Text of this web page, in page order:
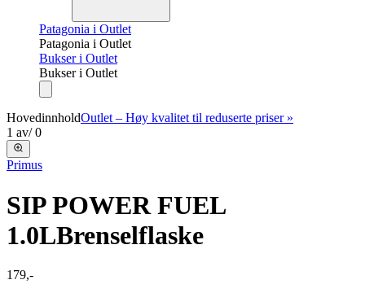
Patagonia i Outlet
Patagonia i Outlet
Bukser i Outlet
Bukser i Outlet
HovedinnholdOutlet – Høy kvalitet til reduserte priser »
1 av/ 0
Primus
SIP POWER FUEL
1.0LBrenselflaske
179,-